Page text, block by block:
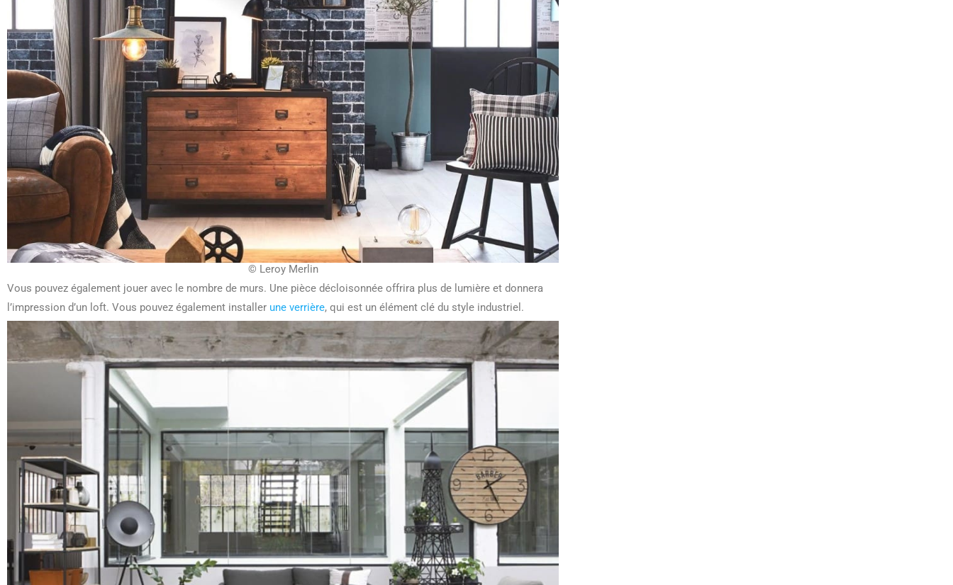
© Leroy Merlin
Vous pouvez également jouer avec le nombre de murs. Une pièce décloisonnée offrira plus de lumière et donnera
l’impression d’un loft. Vous pouvez également installer une verrière, qui est un élément clé du style industriel.